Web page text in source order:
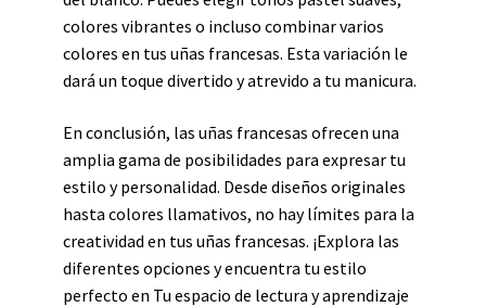
colores vibrantes o incluso combinar varios
colores en tus uñas francesas. Esta variación le
dará un toque divertido y atrevido a tu manicura.
En conclusión, las uñas francesas ofrecen una
amplia gama de posibilidades para expresar tu
estilo y personalidad. Desde diseños originales
hasta colores llamativos, no hay límites para la
creatividad en tus uñas francesas. ¡Explora las
diferentes opciones y encuentra tu estilo
perfecto en Tu espacio de lectura y aprendizaje